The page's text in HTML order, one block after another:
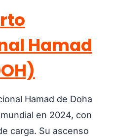
Hamad
Hamad de Doha
en 2024, con
carga. Su ascenso